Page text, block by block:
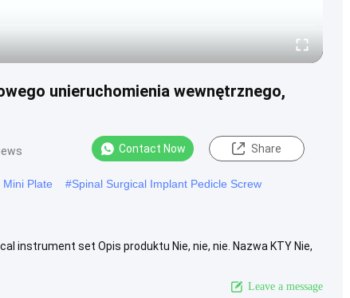
unieruchomienia wewnętrznego,
Contact Now Share
Plate #Spinal Surgical Implant Pedicle Screw
instrument set Opis produktu Nie, nie, nie. Nazwa KTY Nie,
Leave a message